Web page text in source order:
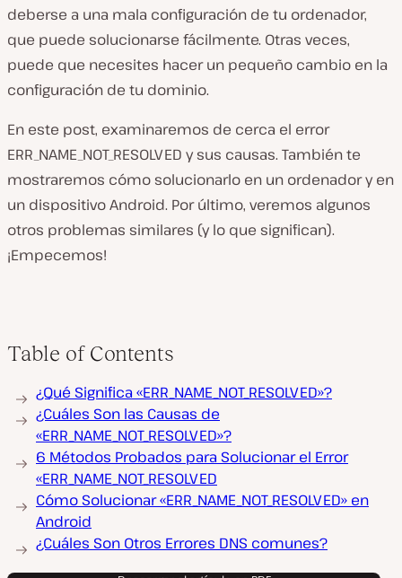
deberse a una mala configuración de tu ordenador,
que puede solucionarse fácilmente. Otras veces,
puede que necesites hacer un pequeño cambio en la
configuración de tu dominio.
En este post, examinaremos de cerca el error
ERR_NAME_NOT_RESOLVED y sus causas. También te
mostraremos cómo solucionarlo en un ordenador y en
un dispositivo Android. Por último, veremos algunos
otros problemas similares (y lo que significan).
¡Empecemos!
Table of Contents
¿Qué Significa «ERR_NAME_NOT_RESOLVED»?
¿Cuáles Son las Causas de
«ERR_NAME_NOT_RESOLVED»?
6 Métodos Probados para Solucionar el Error
«ERR_NAME_NOT_RESOLVED
Cómo Solucionar «ERR_NAME_NOT_RESOLVED» en
Android
¿Cuáles Son Otros Errores DNS comunes?